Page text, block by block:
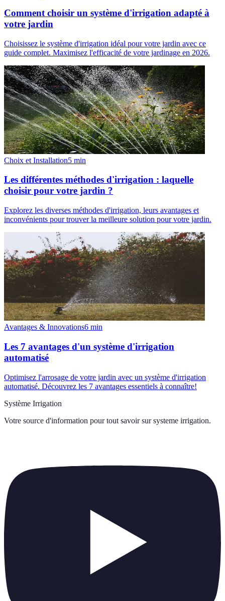
Comment choisir un système d'irrigation adapté à
votre jardin
Choisissez le système d'irrigation idéal pour votre jardin avec ce
guide complet. Maximisez l'efficacité de votre jardinage en 2026.
Choix et Installation5 min
Les différentes méthodes d'irrigation : laquelle
choisir pour votre jardin ?
Explorez les diverses méthodes d'irrigation, leurs avantages et
inconvénients pour trouver la meilleure solution pour votre jardin.
Avantages & Innovations6 min
Les 7 avantages d'un système d'irrigation
automatisé
Optimisez l'arrosage de votre jardin avec un système d'irrigation
automatisé. Découvrez les 7 avantages essentiels à connaître!
Système Irrigation
Votre source d'information pour tout savoir sur systeme irrigation.